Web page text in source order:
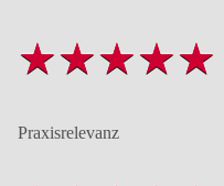
Praxisrelevanz